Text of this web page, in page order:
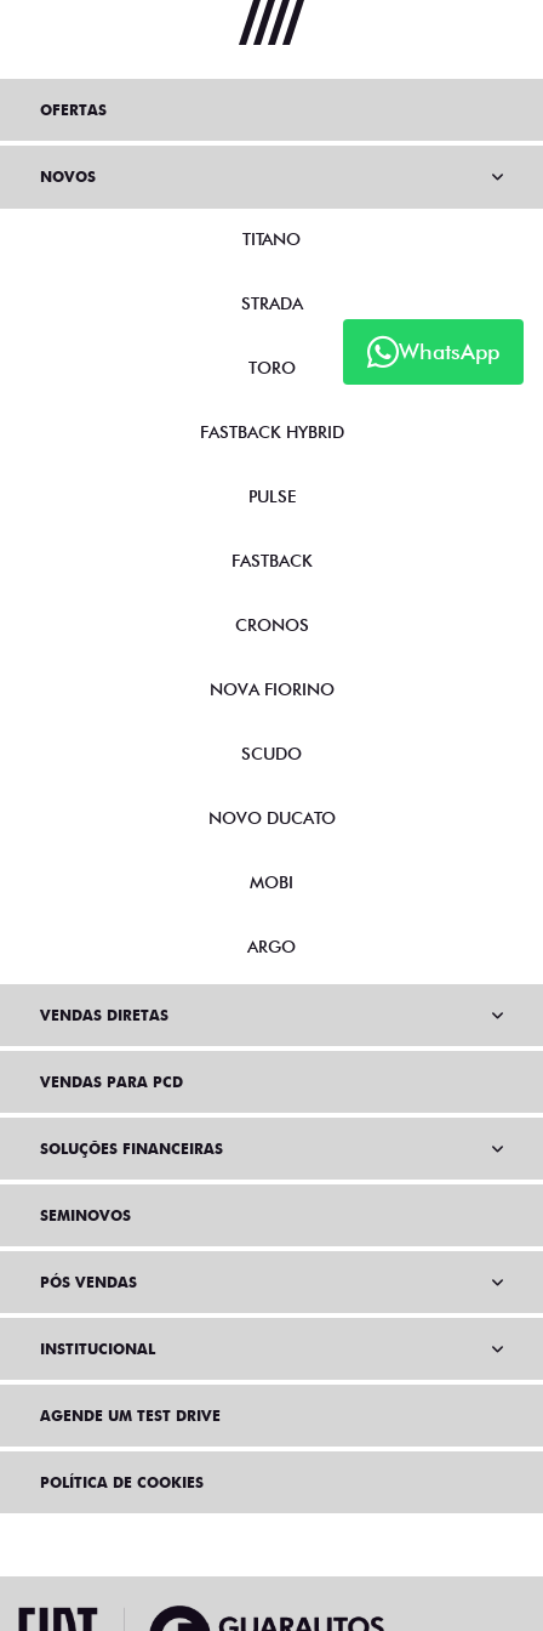
WhatsApp
OFERTAS
NOVOS
TITANO
STRADA
TORO
FASTBACK HYBRID
PULSE
FASTBACK
CRONOS
NOVA FIORINO
SCUDO
NOVO DUCATO
MOBI
ARGO
VENDAS DIRETAS
VENDAS PARA PCD
SOLUÇÕES FINANCEIRAS
SEMINOVOS
PÓS VENDAS
INSTITUCIONAL
AGENDE UM TEST DRIVE
POLÍTICA DE COOKIES